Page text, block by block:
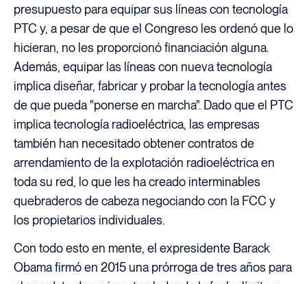
presupuesto para equipar sus líneas con tecnología
PTC y, a pesar de que el Congreso les ordenó que lo
hicieran, no les proporcionó financiación alguna.
Además, equipar las líneas con nueva tecnología
implica diseñar, fabricar y probar la tecnología antes
de que pueda "ponerse en marcha". Dado que el PTC
implica tecnología radioeléctrica, las empresas
también han necesitado obtener contratos de
arrendamiento de la explotación radioeléctrica en
toda su red, lo que les ha creado interminables
quebraderos de cabeza negociando con la FCC y
los propietarios individuales.
Con todo esto en mente, el expresidente Barack
Obama firmó en 2015 una prórroga de tres años para